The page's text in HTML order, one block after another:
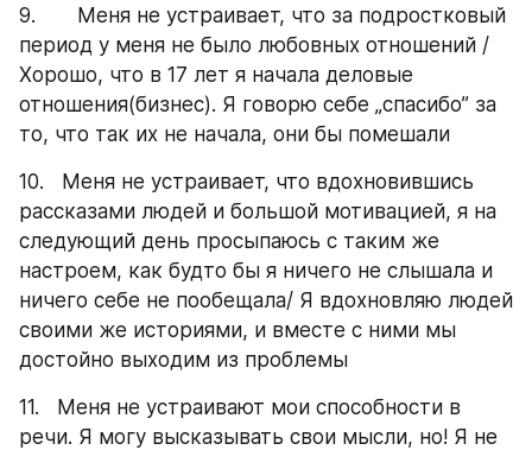
9.       Меня не устраивает, что за подростковый
период у меня не было любовных отношений /
Хорошо, что в 17 лет я начала деловые
отношения(бизнес). Я говорю себе „спасибо” за
то, что так их не начала, они бы помешали
10.   Меня не устраивает, что вдохновившись
рассказами людей и большой мотивацией, я на
следующий день просыпаюсь с таким же
настроем, как будто бы я ничего не слышала и
ничего себе не пообещала/ Я вдохновляю людей
своими же историями, и вместе с ними мы
достойно выходим из проблемы
11.   Меня не устраивают мои способности в
речи. Я могу высказывать свои мысли, но! Я не